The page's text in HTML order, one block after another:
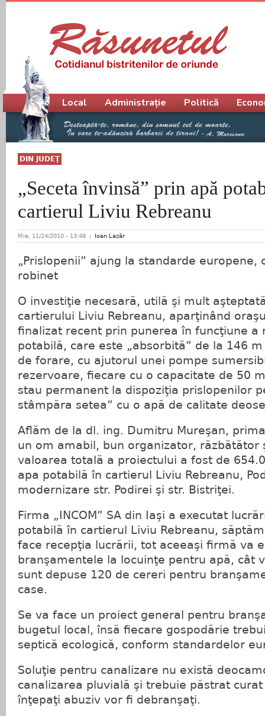
DIN JUDEŢ
„Seceta învinsă” prin apă
cartierul Liviu Rebreanu
Mie, 11/24/2010 - 13:48 Ioan Lazăr
„Prislopenii” ajung la standarde europene,
robinet
O investiţie necesară, utilă şi mult
cartierului Liviu Rebreanu, aparţinând
finalizat recent prin punerea în funcţiune a
potabilă, care este „absorbită” de la 146
de forare, cu ajutorul unei pompe
rezervoare, fiecare cu o capacitate de 50
stau permanent la dispoziţia prislopenilor
stâmpăra setea” cu o apă de calitate
Aflăm de la dl. ing. Dumitru Mureşan,
un om amabil, bun organizator, răzbătător
valoarea totală a proiectului a fost de
apa potabilă în cartierul Liviu Rebreanu,
modernizare str. Podirei şi str. Bistriţei.
Firma „INCOM” SA din Iaşi a executat
potabilă în cartierul Liviu Rebreanu,
face recepţia lucrării, tot aceeaşi firmă va
branşamentele la locuinţe pentru apă, cât
sunt depuse 120 de cereri pentru
case.
Se va face un proiect general pentru
bugetul local, însă fiecare gospodărie
septică ecologică, conform standardelor
Soluţie pentru canalizare nu există
canalizarea pluvială şi trebuie păstrat
înţepaţi abuziv vor fi debranşaţi.
Meniu principal
Local Administrație Politică